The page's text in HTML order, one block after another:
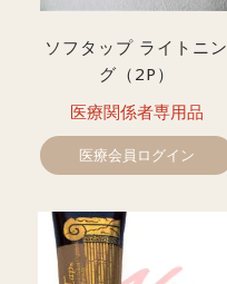
ソフタップ ライトニン
グ（2P）
医療関係者専用品
医療会員ログイン